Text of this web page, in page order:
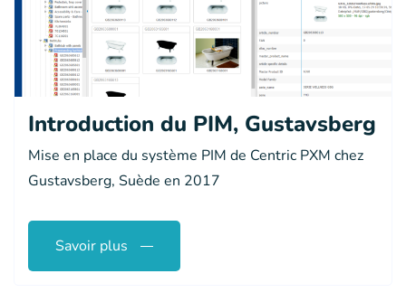
Introduction du PIM, Gustavsberg
Mise en place du système PIM de Centric PXM chez
Gustavsberg, Suède en 2017
Savoir plus